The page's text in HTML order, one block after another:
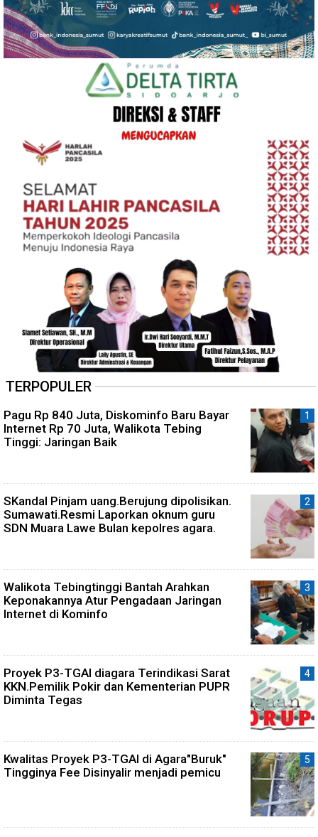
TERPOPULER
Pagu Rp 840 Juta, Diskominfo Baru Bayar
Internet Rp 70 Juta, Walikota Tebing
Tinggi: Jaringan Baik
SKandal Pinjam uang.Berujung dipolisikan.
Sumawati.Resmi Laporkan oknum guru
SDN Muara Lawe Bulan kepolres agara.
Walikota Tebingtinggi Bantah Arahkan
Keponakannya Atur Pengadaan Jaringan
Internet di Kominfo
Proyek P3-TGAI diagara Terindikasi Sarat
KKN.Pemilik Pokir dan Kementerian PUPR
Diminta Tegas
Kwalitas Proyek P3-TGAI di Agara"Buruk"
Tingginya Fee Disinyalir menjadi pemicu